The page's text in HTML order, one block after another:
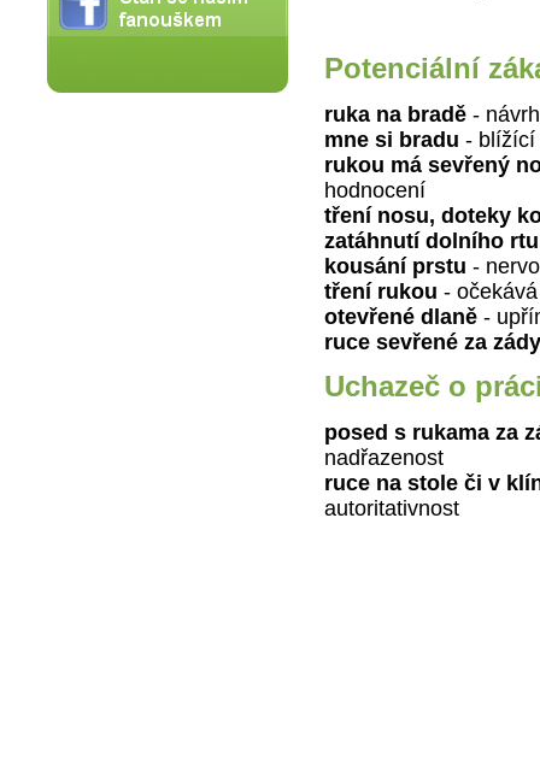
Potenciální
ruka na bradě -
mne si bradu -
rukou má sevřený
hodnocení
tření nosu, doteky
zatáhnutí dolního rtu
kousání prstu -
tření rukou -
otevřené dlaně -
ruce sevřené za zády
Uchazeč o
posed s rukama za
nadřazenost
ruce na stole či v
autoritativnost